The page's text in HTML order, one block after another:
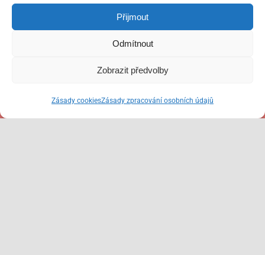
Přijmout
Odmítnout
Zobrazit předvolby
Zásady cookiesZásady zpracování osobních údajů
vaše cíle a vybereme pro Vás ideální
způsob výuky.
Kontaktujte mě